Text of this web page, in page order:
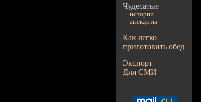
Чудесатые
истории
анекдоты
Как легко
приготовить обед
Экспорт
Для СМИ